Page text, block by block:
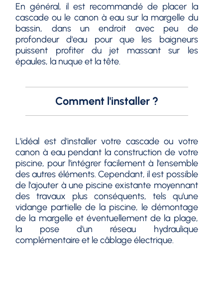
En général, il est recommandé de placer la
cascade ou le canon à eau sur la margelle du
bassin, dans un endroit avec peu de
profondeur d'eau pour que les baigneurs
puissent profiter du jet massant sur les
épaules, la nuque et la tête.
Comment l'installer ?
L'idéal est d'installer votre cascade ou votre
canon à eau pendant la construction de votre
piscine, pour l'intégrer facilement à l'ensemble
des autres éléments. Cependant, il est possible
de l'ajouter à une piscine existante moyennant
des travaux plus conséquents, tels qu'une
vidange partielle de la piscine, le démontage
de la margelle et éventuellement de la plage,
la pose d'un réseau hydraulique
complémentaire et le câblage électrique.